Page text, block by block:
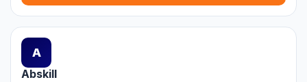
A
Abskill